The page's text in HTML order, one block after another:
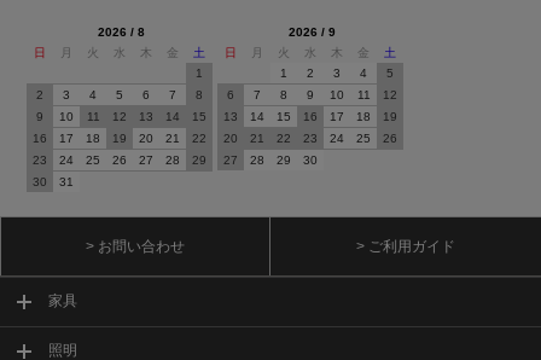
2026 / 8
日
月 火 水 木 金
土
1
2
3 4 5 6 7
8
9
10 11 12 13 14
15
16
17 18 19 20 21
22
23
24 25 26 27 28
29
30
31
2026 / 9
日
月 火 水 木 金
土
1
2 3 4
5
6
7 8 9 10 11
12
13
14 15 16 17 18
19
20
21 22 23 24 25
26
27
28 29 30
> お問い合わせ > ご利用ガイド
家具
照明